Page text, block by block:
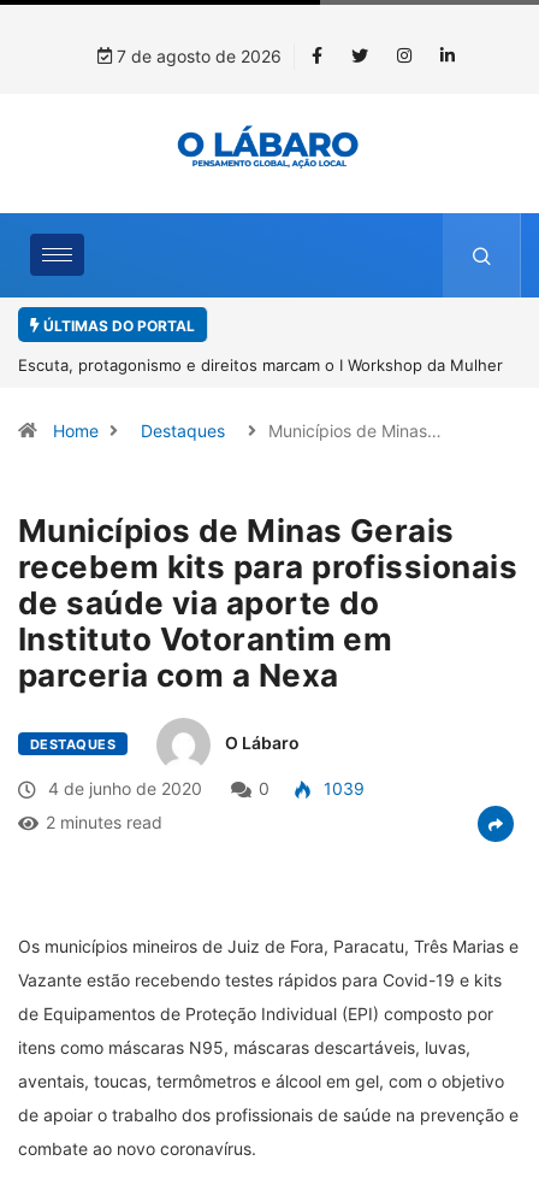
7 de agosto de 2026
ÚLTIMAS DO PORTAL
Conab inicia recebimento de documentos para solicitação do
Home Destaques Municípios de Minas…
Municípios de Minas Gerais
recebem kits para profissionais
de saúde via aporte do
Instituto Votorantim em
parceria com a Nexa
DESTAQUES O Lábaro
4 de junho de 2020 0
1039
2 minutes read
Os municípios mineiros de Juiz de Fora, Paracatu, Três Marias e
Vazante estão recebendo testes rápidos para Covid-19 e kits
de Equipamentos de Proteção Individual (EPI) composto por
itens como máscaras N95, máscaras descartáveis, luvas,
aventais, toucas, termômetros e álcool em gel, com o objetivo
de apoiar o trabalho dos profissionais de saúde na prevenção e
combate ao novo coronavírus.